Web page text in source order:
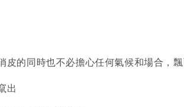
的同時也不必擔心任何氣候和場合，
出